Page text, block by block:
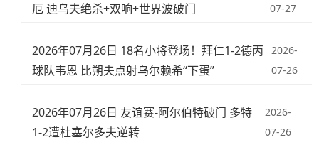
厄 迪乌夫绝杀+双响+世界波破门
07-27
2026年07月26日 18名小将登场！拜仁1-2德丙
球队韦恩 比朔夫点射乌尔赖希“下蛋”
2026-
07-26
2026年07月26日 友谊赛-阿尔伯特破门 多特
1-2遭杜塞尔多夫逆转
2026-
07-26